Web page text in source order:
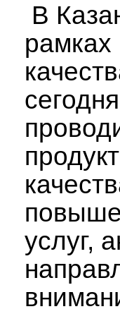
В
рамках
услуг,